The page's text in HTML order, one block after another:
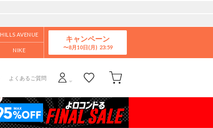
HILLS AVENUE
NIKE
キャンペーン
8月10日(月)
よくあるご質問